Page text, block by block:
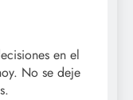
en el
No se deje